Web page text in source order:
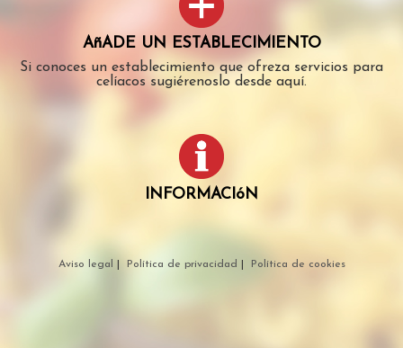
AñADE UN ESTABLECIMIENTO
Si conoces un establecimiento que ofreza servicios para
celíacos sugiérenoslo desde aquí.
INFORMACIóN
Aviso legal Política de privacidad Política de cookies